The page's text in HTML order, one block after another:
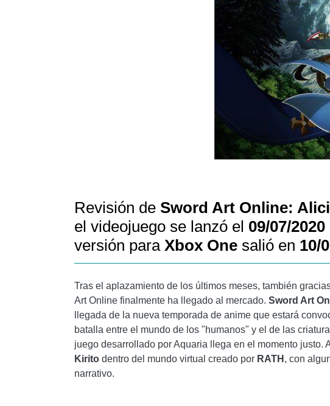
Revisión de Sword Art Online:
el videojuego se lanzó el 09/07/2020
versión para Xbox One salió en 10/
Tras el aplazamiento de los últimos meses, también
Art Online finalmente ha llegado al mercado. Sword Art
llegada de la nueva temporada de anime que estará
batalla entre el mundo de los "humanos" y el de las
juego desarrollado por Aquaria llega en el momento
Kirito dentro del mundo virtual creado por RATH , con
narrativo.